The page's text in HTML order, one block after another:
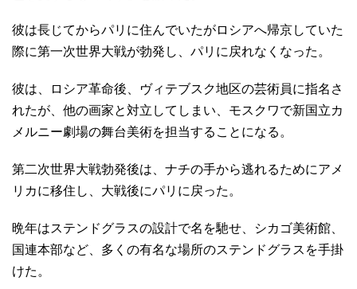
彼は長じてからパリに住んでいたがロシアへ帰京していた
際に第一次世界大戦が勃発し、パリに戻れなくなった。
彼は、ロシア革命後、ヴィテブスク地区の芸術員に指名さ
れたが、他の画家と対立してしまい、モスクワで新国立カ
メルニー劇場の舞台美術を担当することになる。
第二次世界大戦勃発後は、ナチの手から逃れるためにアメ
リカに移住し、大戦後にパリに戻った。
晩年はステンドグラスの設計で名を馳せ、シカゴ美術館、
国連本部など、多くの有名な場所のステンドグラスを手掛
けた。